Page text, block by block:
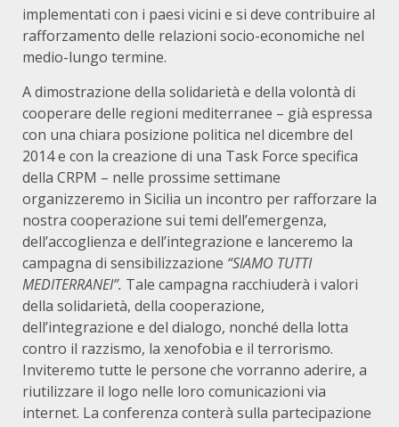
implementati con i paesi vicini e si deve contribuire al
rafforzamento delle relazioni socio-economiche nel
medio-lungo termine.
A dimostrazione della solidarietà e della volontà di
cooperare delle regioni mediterranee – già espressa
con una chiara posizione politica nel dicembre del
2014 e con la creazione di una Task Force specifica
della CRPM – nelle prossime settimane
organizzeremo in Sicilia un incontro per rafforzare la
nostra cooperazione sui temi dell’emergenza,
dell’accoglienza e dell’integrazione e lanceremo la
campagna di sensibilizzazione “SIAMO TUTTI
MEDITERRANEI”. Tale campagna racchiuderà i valori
della solidarietà, della cooperazione,
dell’integrazione e del dialogo, nonché della lotta
contro il razzismo, la xenofobia e il terrorismo.
Inviteremo tutte le persone che vorranno aderire, a
riutilizzare il logo nelle loro comunicazioni via
internet. La conferenza conterà sulla partecipazione